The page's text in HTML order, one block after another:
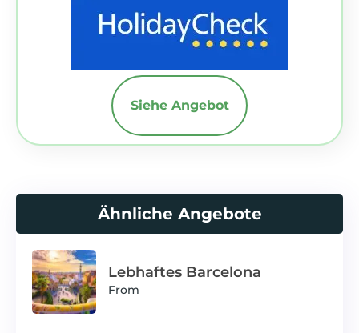
Siehe Angebot
Ähnliche Angebote
Lebhaftes Barcelona
From